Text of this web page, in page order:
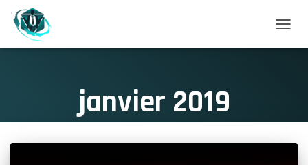
LA
janvier 2019